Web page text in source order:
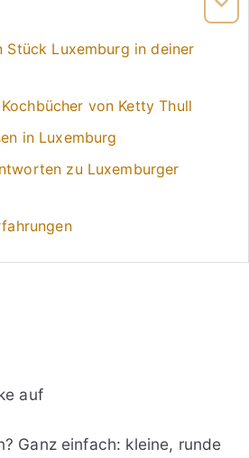
Stück Luxemburg in deiner
von Ketty Thull
in Luxemburg
zu Luxemburger
auf
Ganz einfach: kleine, runde